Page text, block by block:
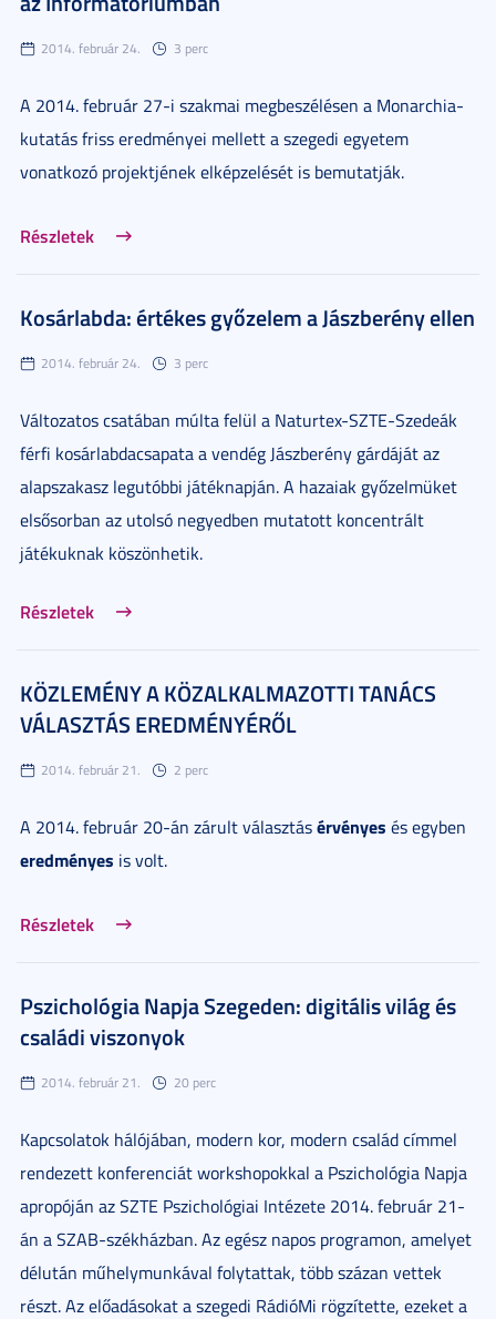
2014. február 24. 3 perc
A 2014. február 27-i szakmai megbeszélésen a Monarchia-
kutatás friss eredményei mellett a szegedi egyetem
vonatkozó projektjének elképzelését is bemutatják.
Részletek
Kosárlabda: értékes győzelem a Jászberény ellen
2014. február 24. 3 perc
Változatos csatában múlta felül a Naturtex-SZTE-Szedeák
férfi kosárlabdacsapata a vendég Jászberény gárdáját az
alapszakasz legutóbbi játéknapján. A hazaiak győzelmüket
elsősorban az utolsó negyedben mutatott koncentrált
játékuknak köszönhetik.
Részletek
KÖZLEMÉNY A KÖZALKALMAZOTTI TANÁCS
VÁLASZTÁS EREDMÉNYÉRŐL
2014. február 21. 2 perc
A 2014. február 20-án zárult választásérvényes és egyben
eredményes is volt.
Részletek
Pszichológia Napja Szegeden: digitális világ és
családi viszonyok
2014. február 21. 20 perc
Kapcsolatok hálójában, modern kor, modern család címmel
rendezett konferenciát workshopokkal a Pszichológia Napja
apropóján az SZTE Pszichológiai Intézete 2014. február 21-
án a SZAB-székházban. Az egész napos programon, amelyet
délután műhelymunkával folytattak, több százan vettek
részt. Az előadásokat a szegedi RádióMi rögzítette, ezeket a